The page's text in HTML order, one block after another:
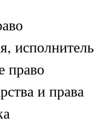
право
и права